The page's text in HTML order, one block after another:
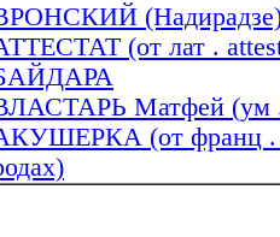
(Надирадзе)
(от лат .
Матфей (ум
(от франц .